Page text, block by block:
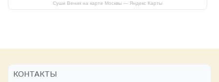
Суши Веник на карте Москвы — Яндекс Карты
КОНТАКТЫ